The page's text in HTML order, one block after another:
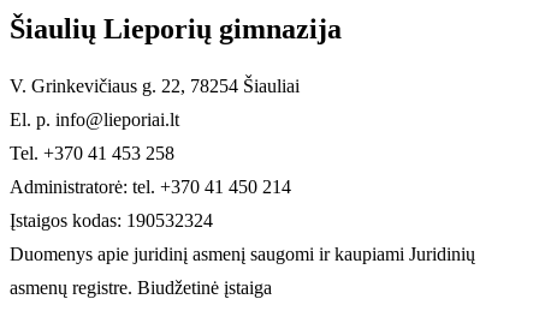
Šiaulių Lieporių gimnazija
V. Grinkevičiaus g. 22, 78254 Šiauliai
El. p. info@lieporiai.lt
Tel. +370 41 453 258
Administratorė: tel. +370 41 450 214
Įstaigos kodas: 190532324
Duomenys apie juridinį asmenį saugomi ir kaupiami Juridinių
asmenų registre. Biudžetinė įstaiga